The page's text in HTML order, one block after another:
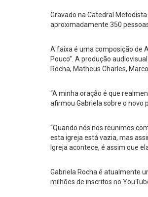
Gravado na Catedral
aproximadamente 350
A faixa é uma composição de
Pouco”. A produção
Rocha, Matheus Charles,
“A minha oração é que
afirmou Gabriela sobre o novo
“Quando nós nos reunimos
esta igreja está vazia, mas
Igreja acontece, é assim que
Gabriela Rocha é atualmente
milhões de inscritos no